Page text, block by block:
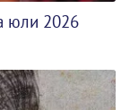
юли 2026